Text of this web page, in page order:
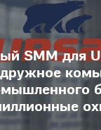
SMM для